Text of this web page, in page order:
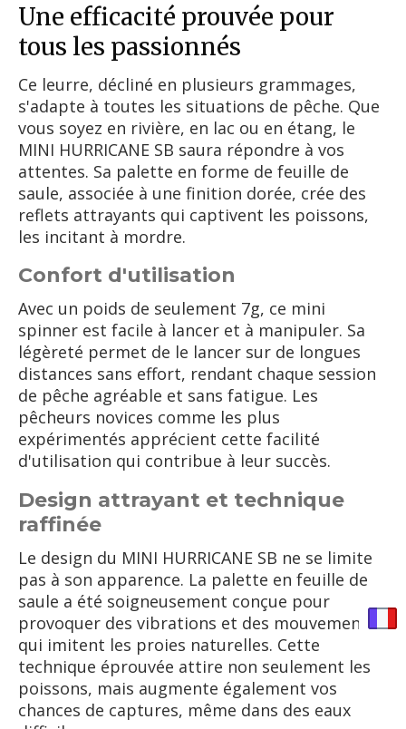
Une efficacité prouvée pour
tous les passionnés
Ce leurre, décliné en plusieurs grammages,
s'adapte à toutes les situations de pêche. Que
vous soyez en rivière, en lac ou en étang, le
MINI HURRICANE SB saura répondre à vos
attentes. Sa palette en forme de feuille de
saule, associée à une finition dorée, crée des
reflets attrayants qui captivent les poissons,
les incitant à mordre.
Confort d'utilisation
Avec un poids de seulement 7g, ce mini
spinner est facile à lancer et à manipuler. Sa
légèreté permet de le lancer sur de longues
distances sans effort, rendant chaque session
de pêche agréable et sans fatigue. Les
pêcheurs novices comme les plus
expérimentés apprécient cette facilité
d'utilisation qui contribue à leur succès.
Design attrayant et technique
raffinée
Le design du MINI HURRICANE SB ne se limite
pas à son apparence. La palette en feuille de
saule a été soigneusement conçue pour
provoquer des vibrations et des mouvements
qui imitent les proies naturelles. Cette
technique éprouvée attire non seulement les
poissons, mais augmente également vos
chances de captures, même dans des eaux